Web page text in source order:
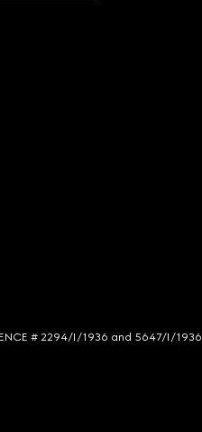
# 2294/I/1936 and 5647/I/1936